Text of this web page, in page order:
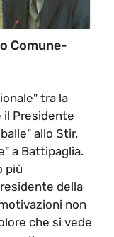
Comune-
tra la
il Presidente
allo Stir.
a Battipaglia.
più
della
non
che si vede